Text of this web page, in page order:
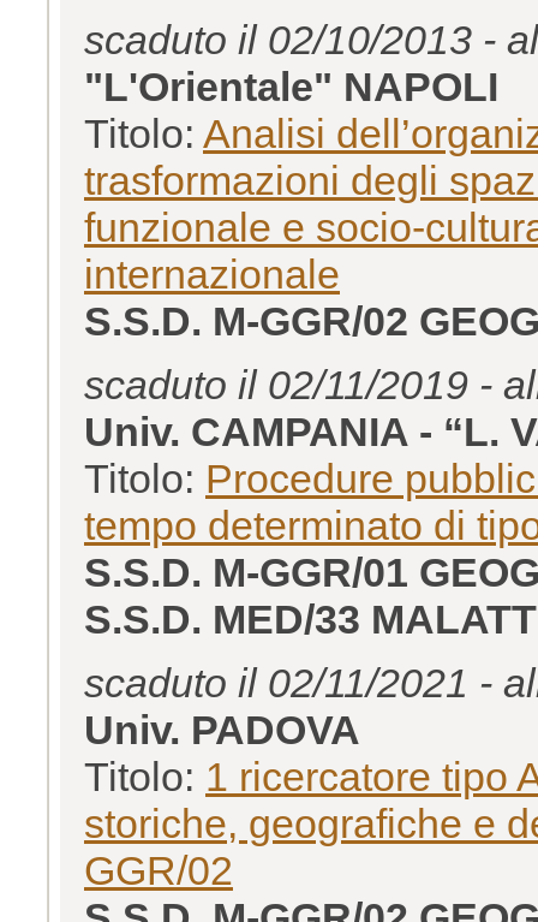
scaduto il 02/10/2013 -
"L'Orientale" NAPOLI
Titolo: Analisi
trasformazioni degli
funzionale e socio-
internazionale
S.S.D. M-GGR/02
scaduto il 02/11/2019 -
Univ. CAMPANIA - “L.
Titolo: Procedure
tempo determinato di
S.S.D. M-GGR/01
S.S.D. MED/33
scaduto il 02/11/2021 -
Univ. PADOVA
Titolo: 1 ricercatore tipo
storiche, geografiche e
GGR/02